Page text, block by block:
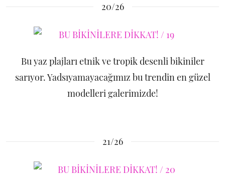
20/26
Bu yaz plajları etnik ve tropik desenli bikiniler
sarıyor. Yadsıyamayacağımız bu trendin en güzel
modelleri galerimizde!
21/26